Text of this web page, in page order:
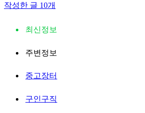
작성한 글 10개
최신정보
주변정보
중고장터
구인구직